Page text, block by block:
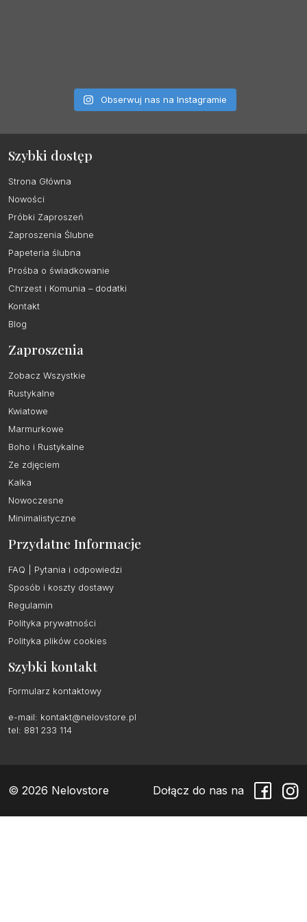
Obserwuj nas na Instagramie
Szybki dostęp
Strona Główna
Nowości
Próbki Zaproszeń
Zaproszenia Ślubne
Papeteria ślubna
Prośba o świadkowanie
Chrzest i Komunia – dodatki
Kontakt
Blog
Zaproszenia
Zobacz Wszystkie
Rustykalne
Kwiatowe
Marmurkowe
Boho i Rustykalne
Ze zdjęciem
Kalka
Nowoczesne
Minimalistyczne
Przydatne Informacje
FAQ | Pytania i odpowiedzi
Sposób i koszty dostawy
Regulamin
Polityka prywatności
Polityka plików cookies
Szybki kontakt
Formularz kontaktowy
e-mail: kontakt@nelovstore.pl
tel: 881 233 114
© 2026 Nelovstore Dołącz do nas na